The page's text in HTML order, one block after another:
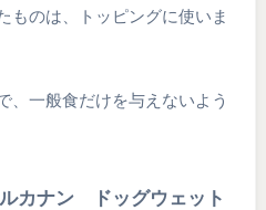
ものは、トッピングに使いま
、一般食だけを与えないよう
カナン ドッグウェット